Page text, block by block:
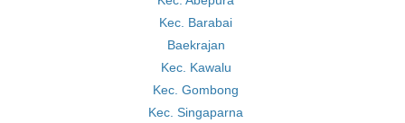
Kec. Barabai
Baekrajan
Kec. Kawalu
Kec. Gombong
Kec. Singaparna